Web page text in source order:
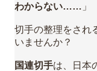
わからない…… 」
切手の整理をされ
いませんか？
国連切手は、日本